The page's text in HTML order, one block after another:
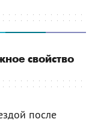
свойство
после